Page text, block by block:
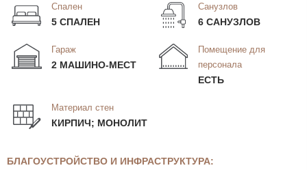
Спален
5 СПАЛЕН
Санузлов
6 САНУЗЛОВ
Гараж
2 МАШИНО-МЕСТ
Помещение для
персонала
ЕСТЬ
Материал стен
КИРПИЧ; МОНОЛИТ
БЛАГОУСТРОЙСТВО И ИНФРАСТРУКТУРА: